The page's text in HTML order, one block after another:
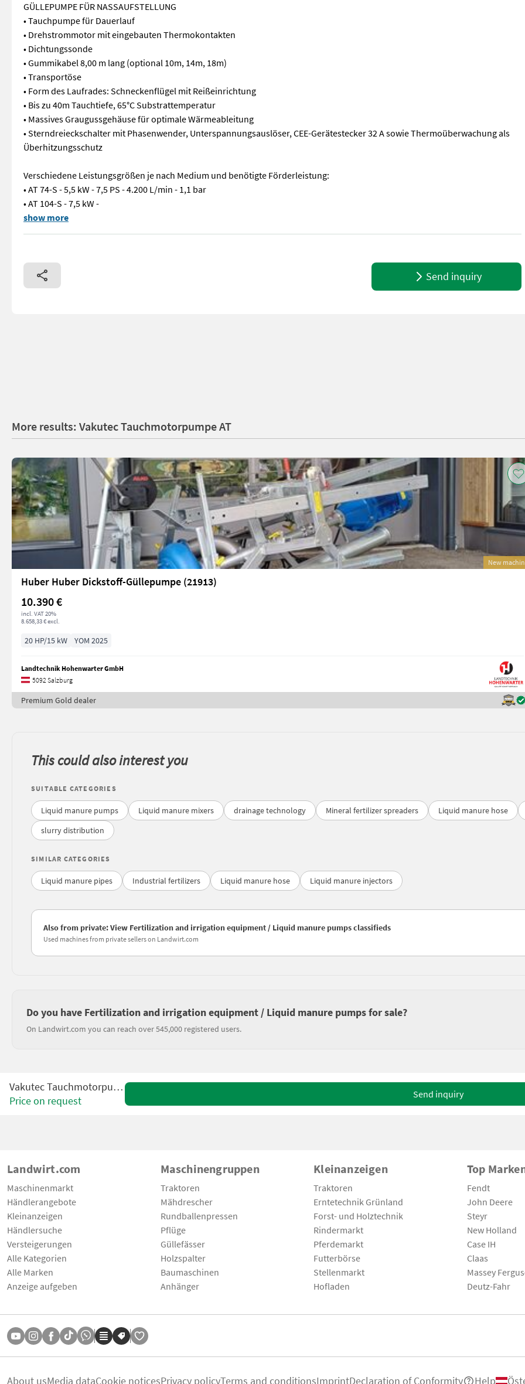
GÜLLEPUMPE FÜR NASSAUFSTELLUNG
• Tauchpumpe für Dauerlauf
• Drehstrommotor mit eingebauten Thermokontakten
• Dichtungssonde
• Gummikabel 8,00 m lang (optional 10m, 14m, 18m)
• Transportöse
• Form des Laufrades: Schneckenflügel mit Reißeinrichtung
• Bis zu 40m Tauchtiefe, 65°C Substrattemperatur
• Massives Graugussgehäuse für optimale Wärmeableitung
• Sterndreieckschalter mit Phasenwender, Unterspannungsauslöser, CEE-Gerätestecker 32 A sowie Thermoüberwachung als
Überhitzungsschutz
Verschiedene Leistungsgrößen je nach Medium und benötigte Förderleistung:
• AT 74-S - 5,5 kW - 7,5 PS - 4.200 L/min - 1,1 bar
• AT 104-S - 7,5 kW -
GÜLLEPUMPE FÜR NASSAUFSTELLUNG • Tauchpumpe für Dauerlauf • Drehstrommotor mit eingebauten Thermokontakten
show more
Send inquiry
More results: Vakutec Tauchmotorpumpe AT
New
Huber Huber Dickstoff-Güllepumpe (21913)
10.390 €
incl. VAT 20%
8.658,33 € excl.
20 HP/15 kW YOM 2025
Landtechnik Hohenwarter GmbH
5092 Salzburg
Premium Gold dealer
This could also interest you
SUITABLE CATEGORIES
Liquid manure pumps Liquid manure mixers drainage technology Mineral fertilizer spreaders Liquid manure hose
slurry distribution
SIMILAR CATEGORIES
Liquid manure pipes Industrial fertilizers Liquid manure hose Liquid manure injectors
Also from private: View Fertilization and irrigation equipment / Liquid manure pumps classifieds
Used machines from private sellers on Landwirt.com
Do you have Fertilization and irrigation equipment / Liquid manure pumps for sale?
On Landwirt.com you can reach over 545,000 registered users.
Vakutec Tauchmotorpumpe AT
Price on request
Send inquiry
Landwirt.com
Maschinenmarkt
Händlerangebote
Kleinanzeigen
Händlersuche
Versteigerungen
Alle Kategorien
Alle Marken
Anzeige aufgeben
Maschinengruppen
Traktoren
Mähdrescher
Rundballenpressen
Pflüge
Güllefässer
Holzspalter
Baumaschinen
Anhänger
Kleinanzeigen
Traktoren
Erntetechnik Grünland
Forst- und Holztechnik
Rindermarkt
Pferdemarkt
Futterbörse
Stellenmarkt
Hofladen
Top
Fendt
John Deere
Steyr
New Holland
Case IH
Claas
Massey
Deutz-Fahr
About usMedia dataCookie noticesPrivacy policyTerms and conditionsImprintDeclaration of Conformity Help